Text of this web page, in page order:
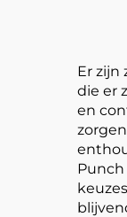
Er zijn
die er
en